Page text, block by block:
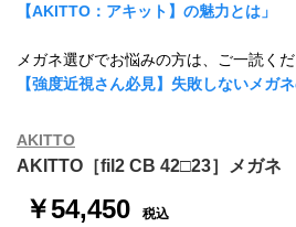
【AKITTO：アキット】の魅力とは」
メガネ選びでお悩みの方は、ご一読く
【強度近視さん必見】失敗しないメガ
AKITTO
AKITTO［fil2 CB 42□23］メガネ
￥54,450 税込